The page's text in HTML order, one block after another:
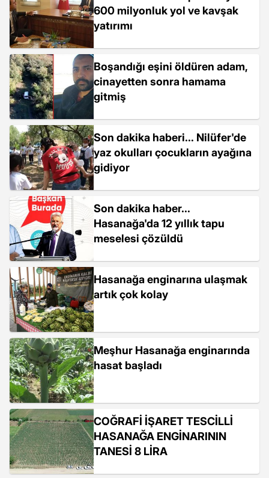
600 milyonluk yol ve kavşak
yatırımı
Boşandığı eşini öldüren adam,
cinayetten sonra hamama
gitmiş
Son dakika haberi... Nilüfer'de
yaz okulları çocukların ayağına
gidiyor
Son dakika haber...
Hasanağa'da 12 yıllık tapu
meselesi çözüldü
Hasanağa enginarına ulaşmak
artık çok kolay
Meşhur Hasanağa enginarında
hasat başladı
COĞRAFİ İŞARET TESCİLLİ
HASANAĞA ENGİNARININ
TANESİ 8 LİRA